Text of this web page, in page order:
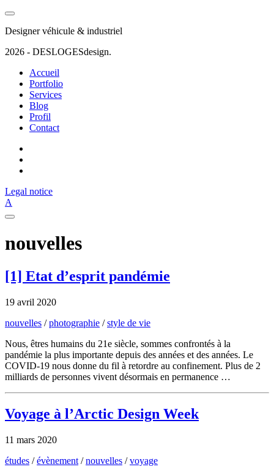
Designer véhicule & industriel
2026 - DESLOGESdesign.
Accueil
Portfolio
Services
Blog
Profil
Contact
Legal notice
A
nouvelles
[1] Etat d’esprit pandémie
19 avril 2020
nouvelles /photographie /style de vie
Nous, êtres humains du 21e siècle, sommes confrontés à la
pandémie la plus importante depuis des années et des années. Le
COVID-19 nous donne du fil à retordre au confinement. Plus de 2
milliards de personnes vivent désormais en permanence …
Voyage à l’Arctic Design Week
11 mars 2020
études /évènement /nouvelles /voyage